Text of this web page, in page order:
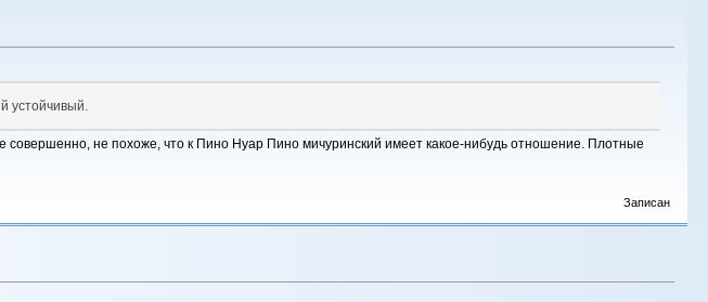
устойчивый.
совершенно, не похоже, что к Пино Нуар Пино мичуринский имеет какое-нибудь отношение. Плотные
Записан